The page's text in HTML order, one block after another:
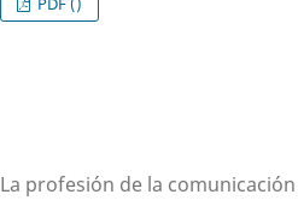
La profesión de la